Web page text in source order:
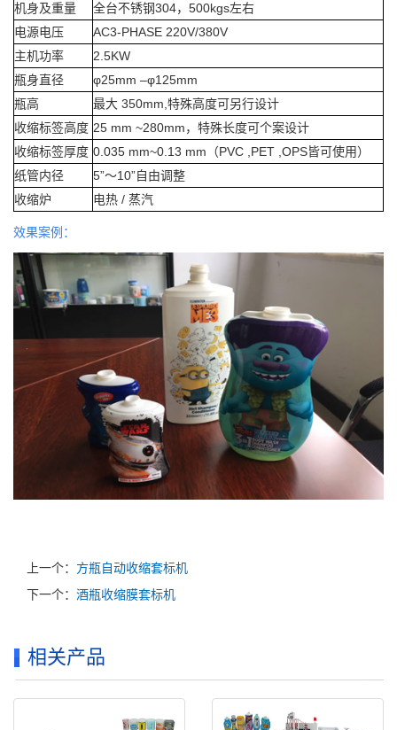
机身及重量
全台不锈钢304，500kgs左右
电源电压
AC3-PHASE 220V/380V
主机功率
2.5KW
瓶身直径
φ25mm –φ125mm
瓶高
最大 350mm,特殊高度可另行设计
收缩标签高度 25 mm ~280mm，特殊长度可个案设计
收缩标签厚度 0.035 mm~0.13 mm（PVC ,PET ,OPS皆可使用）
纸管内径
5”～10”自由调整
收缩炉
电热 / 蒸汽
效果案例：
上一个： 方瓶自动收缩套标机
下一个： 酒瓶收缩膜套标机
相关产品